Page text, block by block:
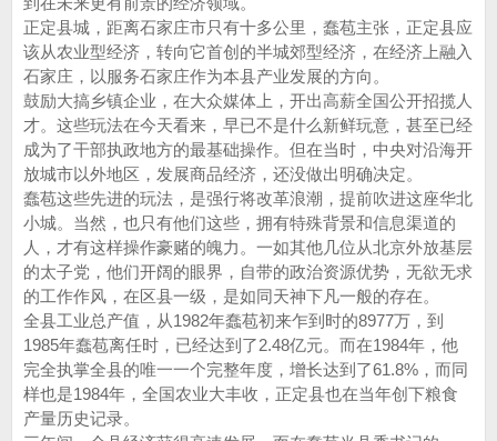
正定县城，距离石家庄市只有十多公里，蠢苞主张，正定县应
该从农业型经济，转向它首创的半城郊型经济，在经济上融入
石家庄，以服务石家庄作为本县产业发展的方向。
鼓励大搞乡镇企业，在大众媒体上，开出高薪全国公开招揽人
才。这些玩法在今天看来，早已不是什么新鲜玩意，甚至已经
成为了干部执政地方的最基础操作。但在当时，中央对沿海开
放城市以外地区，发展商品经济，还没做出明确决定。
蠢苞这些先进的玩法，是强行将改革浪潮，提前吹进这座华北
小城。当然，也只有他们这些，拥有特殊背景和信息渠道的
人，才有这样操作豪赌的魄力。一如其他几位从北京外放基层
的太子党，他们开阔的眼界，自带的政治资源优势，无欲无求
的工作作风，在区县一级，是如同天神下凡一般的存在。
全县工业总产值，从1982年蠢苞初来乍到时的8977万，到
1985年蠢苞离任时，已经达到了2.48亿元。而在1984年，他
完全执掌全县的唯一一个完整年度，增长达到了61.8%，而同
样也是1984年，全国农业大丰收，正定县也在当年创下粮食
产量历史记录。